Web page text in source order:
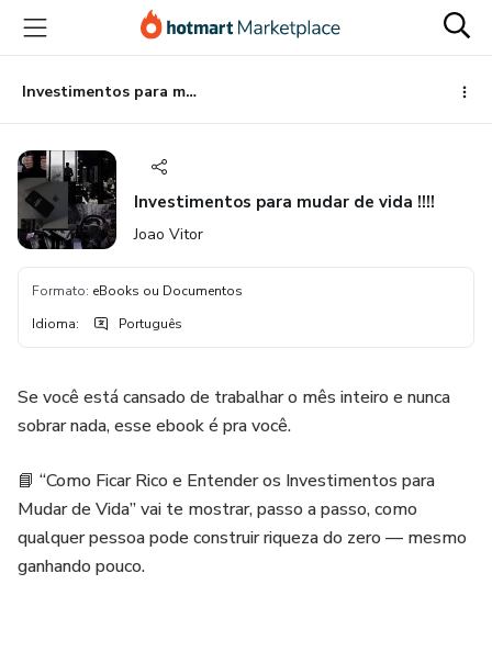
para
conteúdo
principal
para
pagamento
para
rodapé
Investimentos para mudar de vida !!!!
Investimentos para mudar de vida !!!!
Joao Vitor
Formato: eBooks ou Documentos
Idioma: Português
Se você está cansado de trabalhar o mês inteiro e nunca
sobrar nada, esse ebook é pra você.
📘 “Como Ficar Rico e Entender os Investimentos para
Mudar de Vida” vai te mostrar, passo a passo, como
qualquer pessoa pode construir riqueza do zero — mesmo
ganhando pouco.